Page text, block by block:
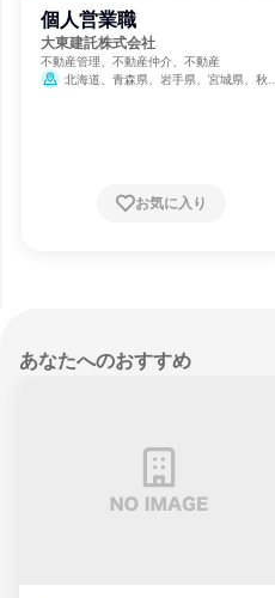
個人営業職
大東建託株式会社
不動産管理、不動産仲介、不動産
北海道、青森県、岩手県、宮城県、秋田
山口県、徳島県、香川県、愛媛県、高知県、
お気に入り
あなたへのおすすめ